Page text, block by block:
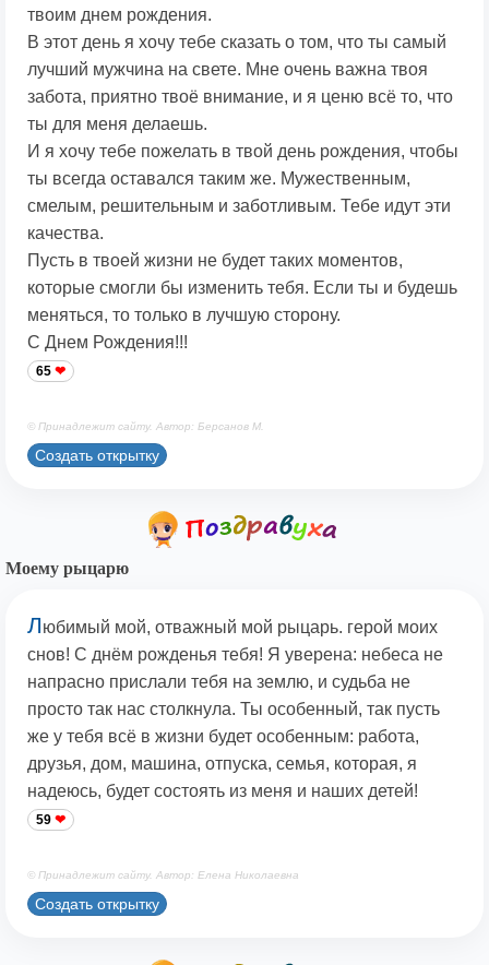
твоим днем рождения.
В этот день я хочу тебе сказать о том, что ты самый
лучший мужчина на свете. Мне очень важна твоя
забота, приятно твоё внимание, и я ценю всё то, что
ты для меня делаешь.
И я хочу тебе пожелать в твой день рождения, чтобы
ты всегда оставался таким же. Мужественным,
смелым, решительным и заботливым. Тебе идут эти
качества.
Пусть в твоей жизни не будет таких моментов,
которые смогли бы изменить тебя. Если ты и будешь
меняться, то только в лучшую сторону.
С Днем Рождения!!!
65
© Принадлежит сайту. Автор: Берсанов М.
Создать открытку
Моему рыцарю
Любимый мой, отважный мой рыцарь. герой моих
снов! С днём рожденья тебя! Я уверена: небеса не
напрасно прислали тебя на землю, и судьба не
просто так нас столкнула. Ты особенный, так пусть
же у тебя всё в жизни будет особенным: работа,
друзья, дом, машина, отпуска, семья, которая, я
надеюсь, будет состоять из меня и наших детей!
59
© Принадлежит сайту. Автор: Елена Николаевна
Создать открытку